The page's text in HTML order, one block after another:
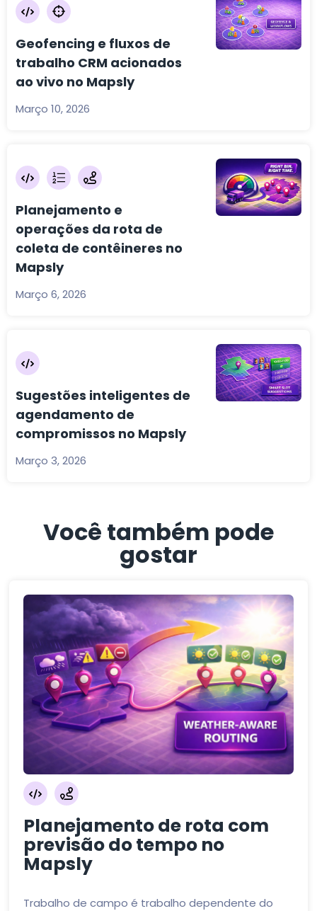
Geofencing e fluxos de
trabalho CRM acionados
ao vivo no Mapsly
Março 10, 2026
Planejamento e
operações da rota de
coleta de contêineres no
Mapsly
Março 6, 2026
Sugestões inteligentes de
agendamento de
compromissos no Mapsly
Março 3, 2026
Você também pode
gostar
Planejamento de rota com
previsão do tempo no
Mapsly
Trabalho de campo é trabalho dependente do